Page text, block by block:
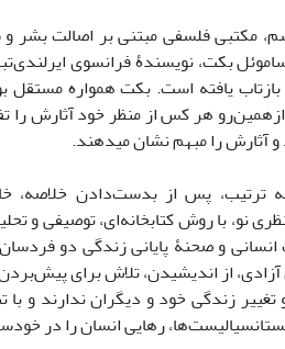
مکتبی فلسفی مبتنی بر اصالت
بازتاب یافته است. بکت همواره مستقل
هر کس از منظر خود آثارش را
و آثارش را مبهم نشان میدهند.
پس از بدست‌دادن خلاصه،
نو، با روش کتابخانه‌ای، توصیفی و
و صحنۀ پایانی زندگی دو
آزادی، از اندیشیدن، تلاش برای
زندگی خود و دیگران ندارند و با
رهایی انسان را در